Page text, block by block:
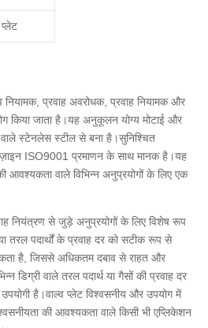
प्लेट
प्रवाह अवरोधक, प्रवाह नियामक और
किया जाता है।यह अनुकूलन योग्य मोटाई और
स्टेनलेस स्टील से बना है।सुनिश्चित
ISO9001 प्रमाणन के साथ मानक है।यह
आवश्यकता वाले विभिन्न अनुप्रयोगों के लिए एक
नियंत्रण से जुड़े अनुप्रयोगों के लिए विशेष रूप
तरल पदार्थों के प्रवाह दर को सटीक रूप से
है, जिससे अधिकतम दबाव से राहत और
डिग्री वाले तरल पदार्थ या गैसों की प्रवाह दर
है।वाल्व प्लेट विश्वसनीय और उपयोग में
की आवश्यकता वाले किसी भी एप्लिकेशन